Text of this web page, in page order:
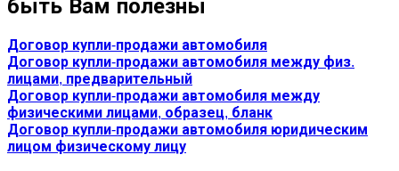
быть Вам полезны
Договор купли-продажи автомобиля
Договор купли-продажи автомобиля между физ.
лицами, предварительный
Договор купли-продажи автомобиля между
физическими лицами, образец, бланк
Договор купли-продажи автомобиля юридическим
лицом физическому лицу